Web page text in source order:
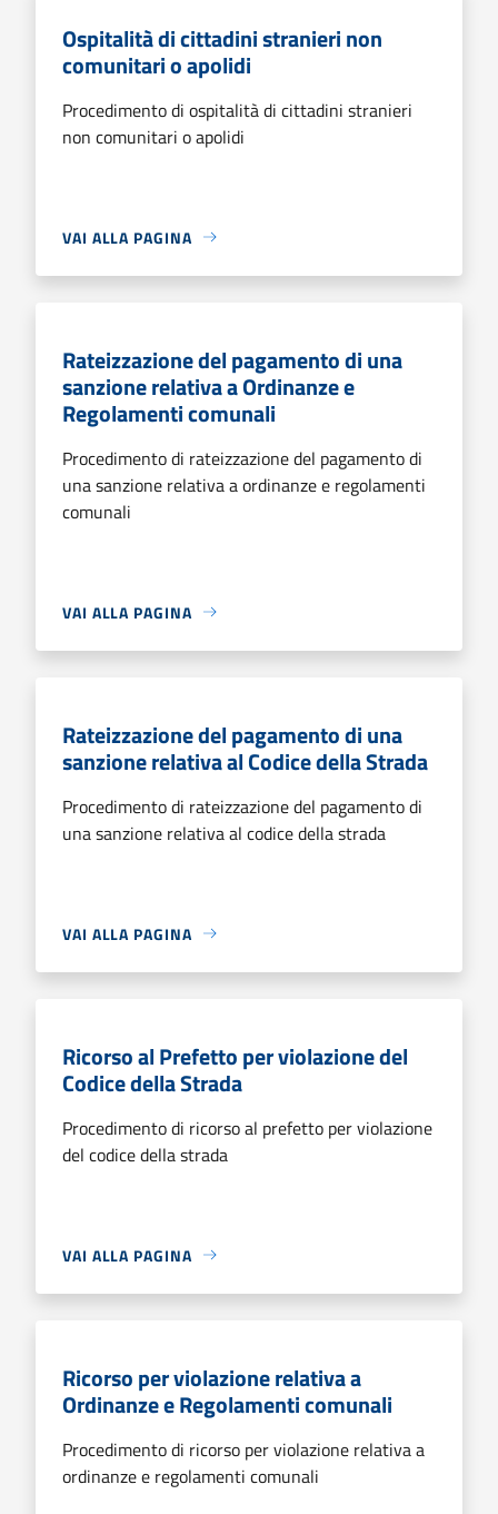
Ospitalità di cittadini stranieri non
comunitari o apolidi
Procedimento di ospitalità di cittadini stranieri
non comunitari o apolidi
VAI ALLA PAGINA
Rateizzazione del pagamento di una
sanzione relativa a Ordinanze e
Regolamenti comunali
Procedimento di rateizzazione del pagamento di
una sanzione relativa a ordinanze e regolamenti
comunali
VAI ALLA PAGINA
Rateizzazione del pagamento di una
sanzione relativa al Codice della Strada
Procedimento di rateizzazione del pagamento di
una sanzione relativa al codice della strada
VAI ALLA PAGINA
Ricorso al Prefetto per violazione del
Codice della Strada
Procedimento di ricorso al prefetto per violazione
del codice della strada
VAI ALLA PAGINA
Ricorso per violazione relativa a
Ordinanze e Regolamenti comunali
Procedimento di ricorso per violazione relativa a
ordinanze e regolamenti comunali